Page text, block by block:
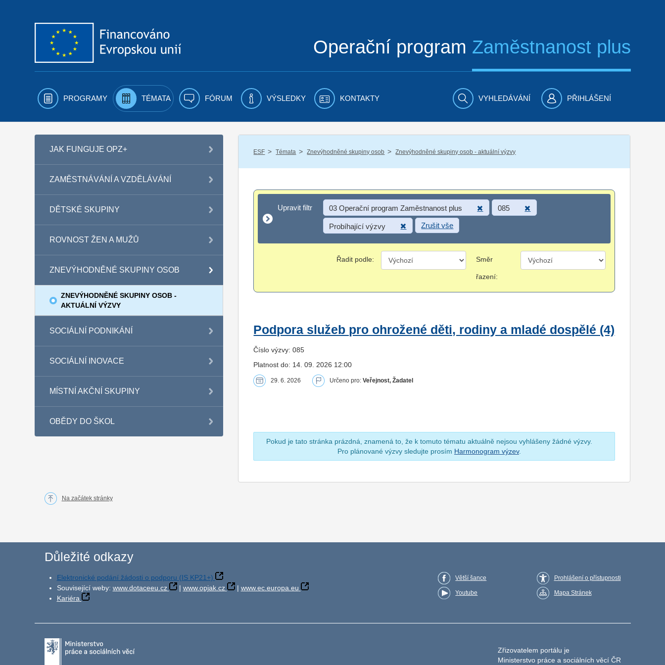
Operační program Zaměstnanost plus
PROGRAMY TÉMATA FÓRUM VÝSLEDKY KONTAKTY VYHLEDÁVÁNÍ PŘIHLÁŠENÍ
JAK FUNGUJE OPZ+
ZAMĚSTNÁVÁNÍ A VZDĚLÁVÁNÍ
DĚTSKÉ SKUPINY
ROVNOST ŽEN A MUŽŮ
ZNEVÝHODNĚNÉ SKUPINY OSOB
ZNEVÝHODNĚNÉ SKUPINY OSOB -
AKTUÁLNÍ VÝZVY
SOCIÁLNÍ PODNIKÁNÍ
SOCIÁLNÍ INOVACE
MÍSTNÍ AKČNÍ SKUPINY
OBĚDY DO ŠKOL
ESF / Témata / Znevýhodněné skupiny osob / Znevýhodněné skupiny osob - aktuální výzvy
Upravit filtr
Upravit filtr 03 Operační program Zaměstnanost plus 085
Probíhající výzvy Zrušit vše
Řadit podle: Směr
řazení:
Podpora služeb pro ohrožené děti, rodiny a mladé dospělé (4)
Číslo výzvy: 085
Platnost do: 14. 09. 2026 12:00
29. 6. 2026 Určeno pro:Veřejnost, Žadatel
Pokud je tato stránka prázdná, znamená to, že k tomuto tématu aktuálně nejsou vyhlášeny žádné výzvy.
Pro plánované výzvy sledujte prosím Harmonogram výzev.
Na začátek stránky
Důležité odkazy
Elektronické podání žádosti o podporu (IS KP21+)
Související weby: www.dotaceeu.cz | www.opjak.cz | www.ec.europa.eu
Kariéra
Větší šance
Youtube
Prohlášení o přístupnosti
Mapa Stránek
Zřizovatelem portálu je
Ministerstvo práce a sociálních věcí ČR